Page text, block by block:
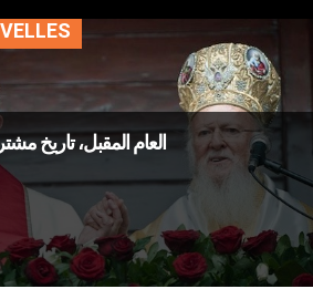
العام المقبل، تاريخ